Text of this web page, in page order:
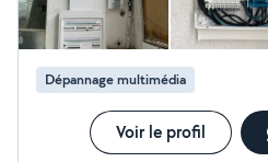
Dépannage multimédia
Voir le profil